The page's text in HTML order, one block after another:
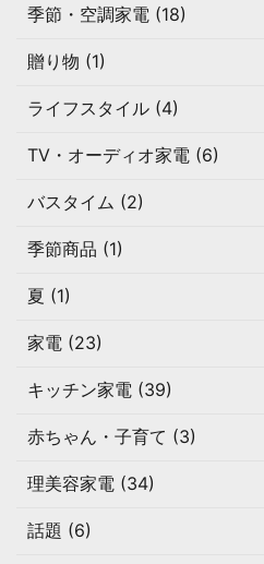
季節・空調家電 (18)
贈り物 (1)
ライフスタイル (4)
TV・オーディオ家電 (6)
バスタイム (2)
季節商品 (1)
夏 (1)
家電 (23)
キッチン家電 (39)
赤ちゃん・子育て (3)
理美容家電 (34)
話題 (6)